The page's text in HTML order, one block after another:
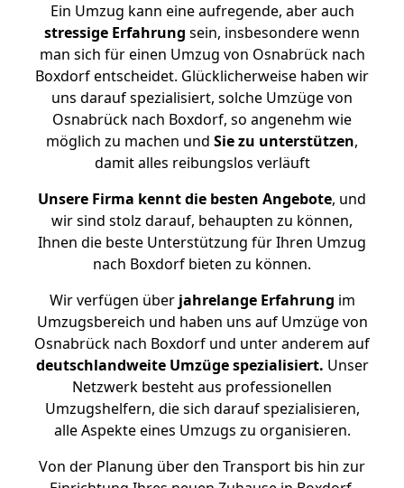
Ein Umzug kann eine aufregende, aber auch
stressige Erfahrung sein, insbesondere wenn
man sich für einen Umzug von Osnabrück nach
Boxdorf entscheidet. Glücklicherweise haben wir
uns darauf spezialisiert, solche Umzüge von
Osnabrück nach Boxdorf, so angenehm wie
möglich zu machen und Sie zu unterstützen,
damit alles reibungslos verläuft
Unsere Firma kennt die besten Angebote, und
wir sind stolz darauf, behaupten zu können,
Ihnen die beste Unterstützung für Ihren Umzug
nach Boxdorf bieten zu können.
Wir verfügen überjahrelange Erfahrung im
Umzugsbereich und haben uns auf Umzüge von
Osnabrück nach Boxdorf und unter anderem auf
deutschlandweite Umzüge spezialisiert. Unser
Netzwerk besteht aus professionellen
Umzugshelfern, die sich darauf spezialisieren,
alle Aspekte eines Umzugs zu organisieren.
Von der Planung über den Transport bis hin zur